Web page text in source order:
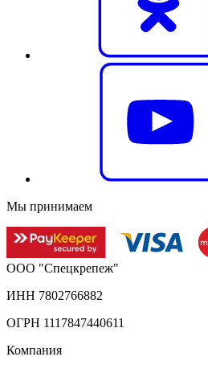
Мы принимаем
ООО "Спецкрепеж"
ИНН 7802766882
ОГРН 1117847440611
Компания